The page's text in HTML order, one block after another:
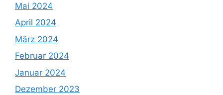
Mai 2024
April 2024
März 2024
Februar 2024
Januar 2024
Dezember 2023